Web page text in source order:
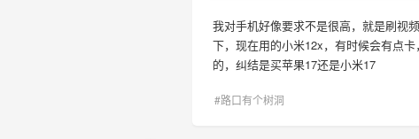
我对手机好像要求不是很高，就是刷视
下，现在用的小米12x，有时候会有点
的，纠结是买苹果17还是小米17
#路口有个树洞